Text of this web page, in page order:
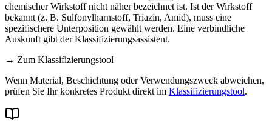
chemischer Wirkstoff nicht näher bezeichnet ist. Ist der Wirkstoff
bekannt (z. B. Sulfonylharnstoff, Triazin, Amid), muss eine
spezifischere Unterposition gewählt werden. Eine verbindliche
Auskunft gibt der Klassifizierungsassistent.
→ Zum Klassifizierungstool
Wenn Material, Beschichtung oder Verwendungszweck abweichen,
prüfen Sie Ihr konkretes Produkt direkt im Klassifizierungstool.